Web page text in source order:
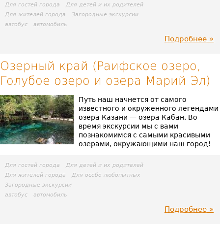
Для гостей города
Для детей и их родителей
Для жителей города
Загородные экскурсии
автобус
автомобиль
Подробнее
Озерный край (Раифское озеро,
Голубое озеро и озера Марий Эл)
Путь наш начнется от самого
известного и окруженного легендами
озера Казани — озера Кабан. Во
время экскурсии мы с вами
познакомимся с самыми красивыми
озерами, окружающими наш город!
Для гостей города
Для детей и их родителей
Для жителей города
Для особо любопытных
Загородные экскурсии
автобус
автомобиль
Подробнее